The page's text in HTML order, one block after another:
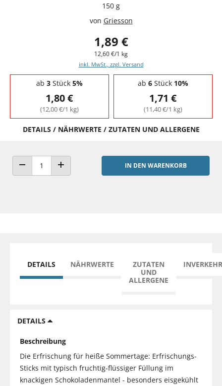
150 g
von Griesson
1,89 €
12,60 €/1 kg
inkl. MwSt., zzgl. Versand
Staffelpreise - Mengenrabatt
ab 3Stück 5%
1,80 €
(12,00 €/1 kg)
ab 6Stück 10%
1,71 €
(11,40 €/1 kg)
DETAILS / NÄHRWERTE / ZUTATEN UND ALLERGENE
ANZAHL VERRINGERNANZAHL ERHÖHEN
IN DEN WARENKORB
DETAILS NÄHRWERTE
ZUTATEN
UND
ALLERGENE
DETAILS
Beschreibung
Die Erfrischung für heiße Sommertage: Erfrischungs-
Sticks mit typisch fruchtig-flüssiger Füllung im
knackigen Schokoladenmantel - besonders eisgekühlt